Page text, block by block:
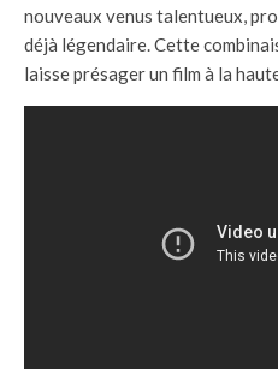
nouveaux venus talentueux,
déjà légendaire. Cette
laisse présager un film à la